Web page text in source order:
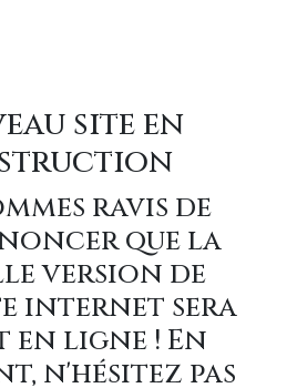
site en
ravis de
que la
version de
internet sera
ligne ! En
n'hésitez pas